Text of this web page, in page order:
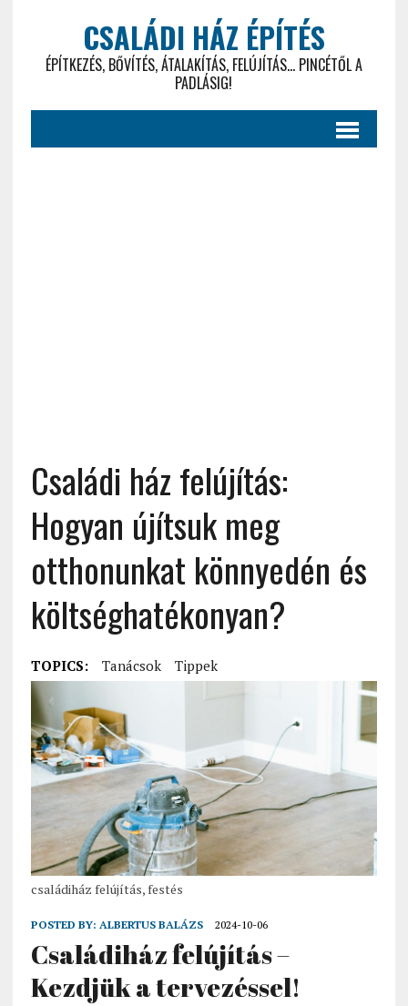
CSALÁDI HÁZ ÉPÍTÉS
ÉPÍTKEZÉS, BŐVÍTÉS, ÁTALAKÍTÁS, FELÚJÍTÁS... PINCÉTŐL A
PADLÁSIG!
Családi ház felújítás:
Hogyan újítsuk meg
otthonunkat könnyedén és
költséghatékonyan?
TOPICS: Tanácsok Tippek
családiház felújítás, festés
POSTED BY: ALBERTUS BALÁZS 2024-10-06
Családiház felújítás –
Kezdjük a tervezéssel!